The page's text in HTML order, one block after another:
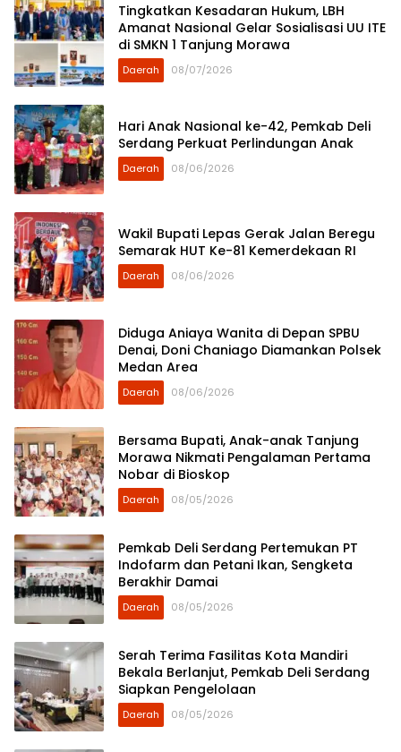
Tingkatkan Kesadaran Hukum, LBH
Amanat Nasional Gelar Sosialisasi UU ITE
di SMKN 1 Tanjung Morawa
Daerah 08/07/2026
Hari Anak Nasional ke-42, Pemkab Deli
Serdang Perkuat Perlindungan Anak
Daerah 08/06/2026
Wakil Bupati Lepas Gerak Jalan Beregu
Semarak HUT Ke-81 Kemerdekaan RI
Daerah 08/06/2026
Diduga Aniaya Wanita di Depan SPBU
Denai, Doni Chaniago Diamankan Polsek
Medan Area
Daerah 08/06/2026
Bersama Bupati, Anak-anak Tanjung
Morawa Nikmati Pengalaman Pertama
Nobar di Bioskop
Daerah 08/05/2026
Pemkab Deli Serdang Pertemukan PT
Indofarm dan Petani Ikan, Sengketa
Berakhir Damai
Daerah 08/05/2026
Serah Terima Fasilitas Kota Mandiri
Bekala Berlanjut, Pemkab Deli Serdang
Siapkan Pengelolaan
Daerah 08/05/2026